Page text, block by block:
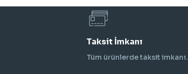
Taksit İmkanı
Tüm ürünlerde taksit imkanı.